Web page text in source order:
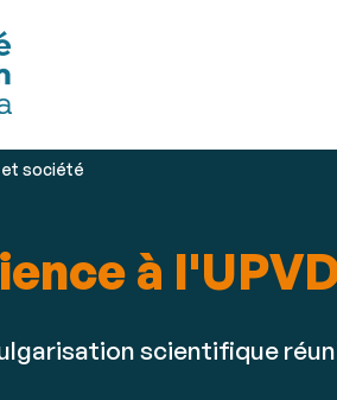
société
à
scientifique